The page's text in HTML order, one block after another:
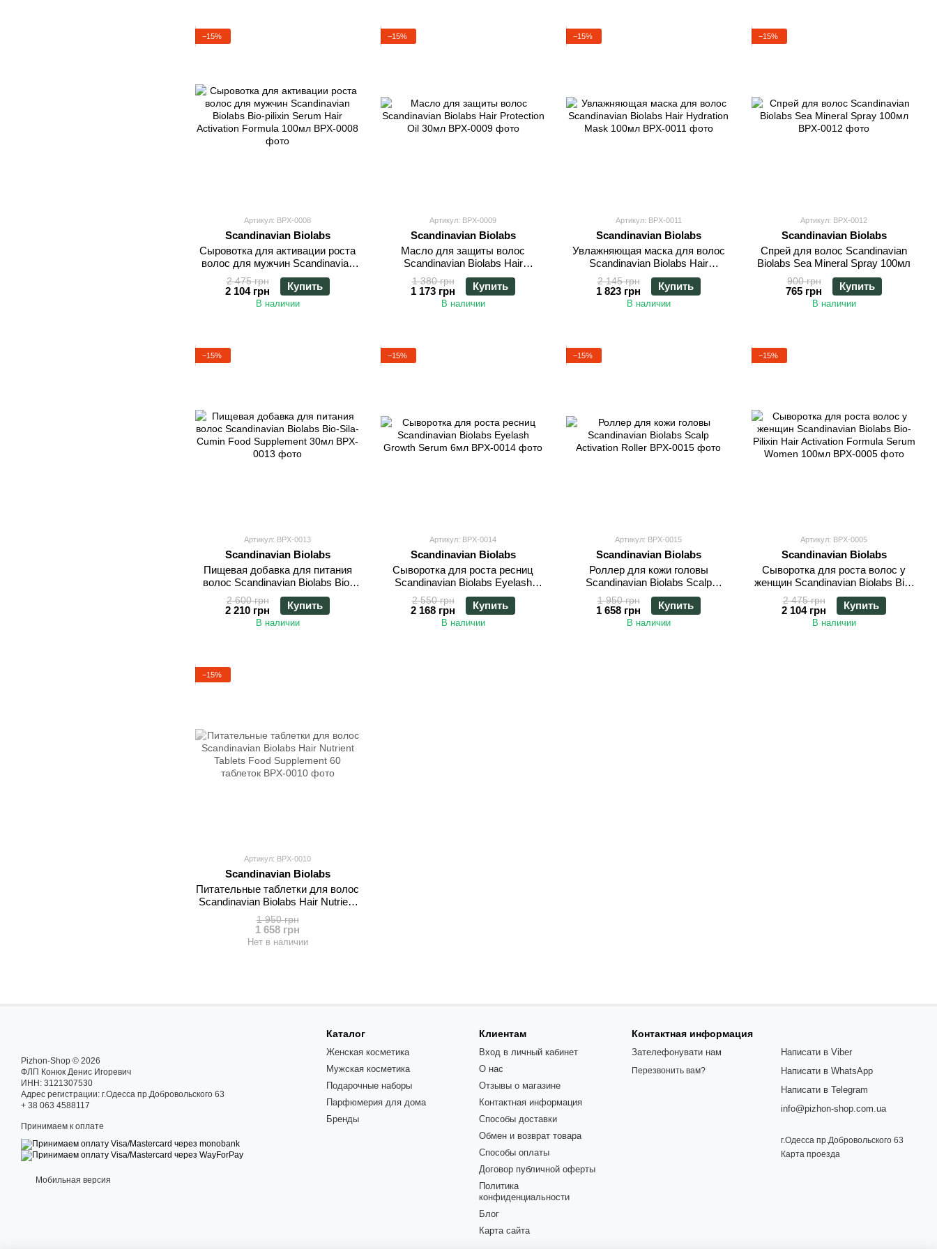
−15%
Артикул: BPX-0008
Scandinavian Biolabs
Сыровотка для активации роста
волос для мужчин Scandinavian
Biolabs Bio-pilixin Serum Hair
Activation Formula 100мл
2 475 грн
2 104 грн Купить
В наличии
−15%
Артикул: BPX-0009
Scandinavian Biolabs
Масло для защиты волос
Scandinavian Biolabs Hair
Protection Oil 30мл
1 380 грн
1 173 грн Купить
В наличии
−15%
Артикул: BPX-0011
Scandinavian Biolabs
Увлажняющая маска для волос
Scandinavian Biolabs Hair
Hydration Mask 100мл
2 145 грн
1 823 грн Купить
В наличии
−15%
Артикул: BPX-0012
Scandinavian Biolabs
Спрей для волос Scandinavian
Biolabs Sea Mineral Spray 100мл
900 грн
765 грн Купить
В наличии
−15%
Артикул: BPX-0013
Scandinavian Biolabs
Пищевая добавка для питания
волос Scandinavian Biolabs Bio-
Sila-Cumin Food Supplement 30мл
2 600 грн
2 210 грн Купить
В наличии
−15%
Артикул: BPX-0014
Scandinavian Biolabs
Сыворотка для роста ресниц
Scandinavian Biolabs Eyelash
Growth Serum 6мл
2 550 грн
2 168 грн Купить
В наличии
−15%
Артикул: BPX-0015
Scandinavian Biolabs
Роллер для кожи головы
Scandinavian Biolabs Scalp
Activation Roller
1 950 грн
1 658 грн Купить
В наличии
−15%
Артикул: BPX-0005
Scandinavian Biolabs
Сыворотка для роста волос у
женщин Scandinavian Biolabs Bio-
Pilixin Hair Activation Formula
Serum Women 100мл
2 475 грн
2 104 грн Купить
В наличии
−15%
Артикул: BPX-0010
Scandinavian Biolabs
Питательные таблетки для волос
Scandinavian Biolabs Hair Nutrient
Tablets Food Supplement 60
таблеток
1 950 грн
1 658 грн
Нет в наличии
Pizhon-Shop © 2026
ФЛП Конюк Денис Игоревич
ИНН: 3121307530
Адрес регистрации: г.Одесса пр.Добровольского 63
+ 38 063 4588117
Принимаем к оплате
Мобильная версия
Каталог
Женская косметика
Мужская косметика
Подарочные наборы
Парфюмерия для дома
Бренды
Клиентам
Вход в личный кабинет
О нас
Отзывы о магазине
Контактная информация
Способы доставки
Обмен и возврат товара
Способы оплаты
Договор публичной оферты
Политика
конфиденциальности
Блог
Карта сайта
Контактная информация
Зателефонувати нам
Перезвонить вам?
Написати в Viber
Написати в WhatsApp
Написати в Telegram
info@pizhon-shop.com.ua
г.Одесса пр.Добровольского 63
Карта проезда